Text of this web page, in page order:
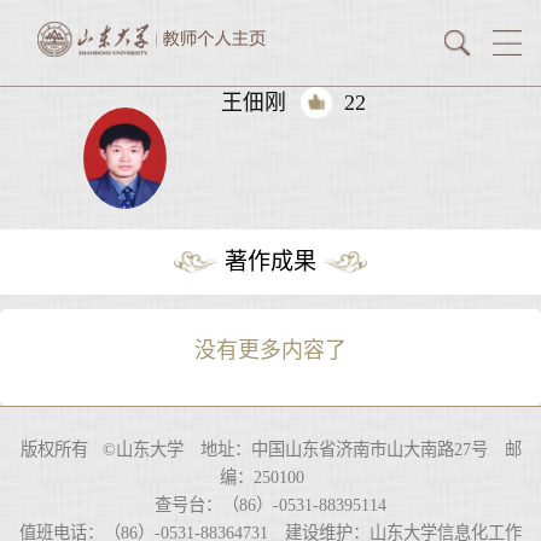
王佃刚 22
著作成果
没有更多内容了
版权所有 ©山东大学 地址：中国山东省济南市山大南路27号 邮
编：250100
查号台：（86）-0531-88395114
值班电话：（86）-0531-88364731 建设维护：山东大学信息化工作